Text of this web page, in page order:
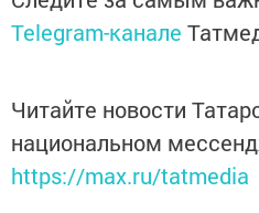
Telegram-канале
Читайте новости
национальном
https://max.ru/tatmedia